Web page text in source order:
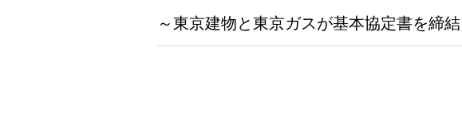
～東京建物と東京ガスが基本協定書を締結